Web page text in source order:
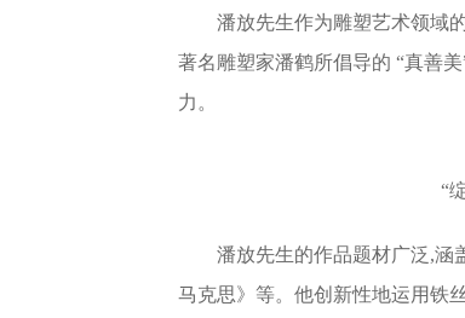
潘放先生作为雕塑艺术领域
著名雕塑家潘鹤所倡导的 “真善
力。
“
潘放先生的作品题材广泛,
马克思》等。他创新性地运用铁